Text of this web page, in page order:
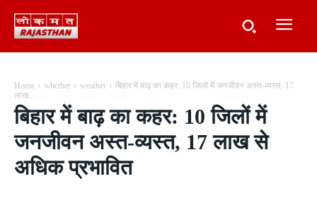
Home whether weather
बिहार में बाढ़ का कहर: 10 जिलों में जनजीवन अस्त-व्यस्त, 17
लाख...
बिहार में बाढ़ का कहर: 10 जिलों में
जनजीवन अस्त-व्यस्त, 17 लाख से
अधिक प्रभावित